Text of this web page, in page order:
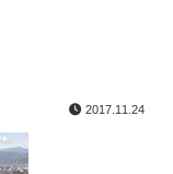
2017.11.24